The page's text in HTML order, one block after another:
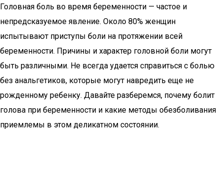
Головная боль во время беременности — частое и
непредсказуемое явление. Около 80% женщин
испытывают приступы боли на протяжении всей
беременности. Причины и характер головной боли могут
быть различными. Не всегда удается справиться с болью
без анальгетиков, которые могут навредить еще не
рожденному ребенку. Давайте разберемся, почему болит
голова при беременности и какие методы обезболивания
приемлемы в этом деликатном состоянии.